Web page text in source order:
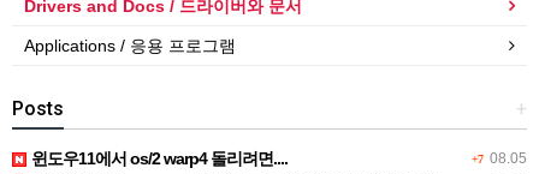
Drivers and Docs / 드라이버와 문서
Applications / 응용 프로그램
+
Posts
+7 08.05
윈도우11에서 os/2 warp4 돌리려면....